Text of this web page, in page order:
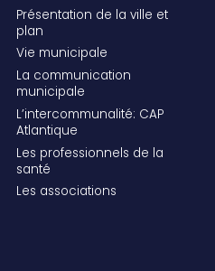
Présentation de la ville et
plan
Vie municipale
La communication
municipale
L’intercommunalité: CAP
Atlantique
Les professionnels de la
santé
Les associations